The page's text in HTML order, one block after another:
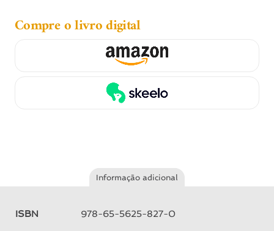
Compre o livro digital
Informação adicional
ISBN 978-65-5625-827-0